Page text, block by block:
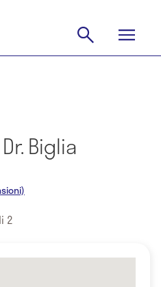
Biglia
2